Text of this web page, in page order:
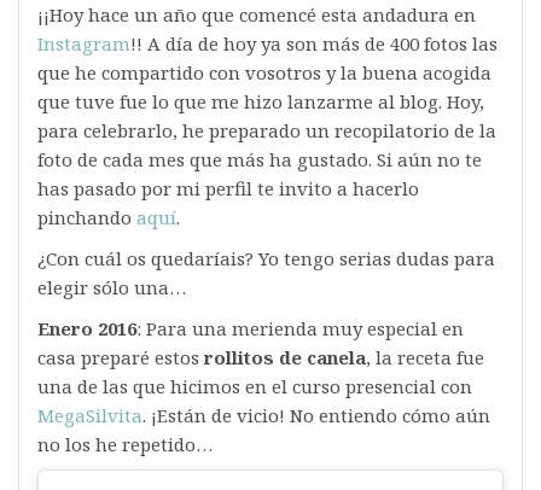
¡¡Hoy hace un año que comencé esta andadura en
Instagram!! A día de hoy ya son más de 400 fotos las
que he compartido con vosotros y la buena acogida
que tuve fue lo que me hizo lanzarme al blog. Hoy,
para celebrarlo, he preparado un recopilatorio de la
foto de cada mes que más ha gustado. Si aún no te
has pasado por mi perfil te invito a hacerlo
pinchando aquí.
¿Con cuál os quedaríais? Yo tengo serias dudas para
elegir sólo una…
Enero 2016: Para una merienda muy especial en
casa preparé estosrollitos de canela, la receta fue
una de las que hicimos en el curso presencial con
MegaSilvita. ¡Están de vicio! No entiendo cómo aún
no los he repetido…